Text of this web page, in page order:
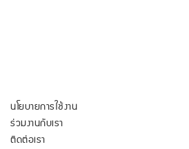
นโยบายการใช้งาน
ร่วมงานกับเรา
ติดต่อเรา